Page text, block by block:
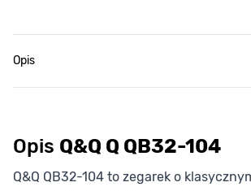
Opis
Opis Q&Q Q QB32-104
Q&Q QB32-104 to zegarek o